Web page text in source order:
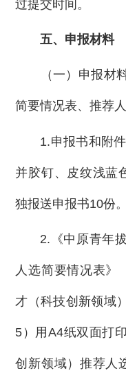
过提交时间。
五、申报材料
（一）申报材料
简要情况表、推荐
1.申报书和附件
并胶钉、皮纹浅蓝
独报送申报书10份。
2.《中原青年拔
人选简要情况表》
才（科技创新领域
5）用A4纸双面打
创新领域）推荐人